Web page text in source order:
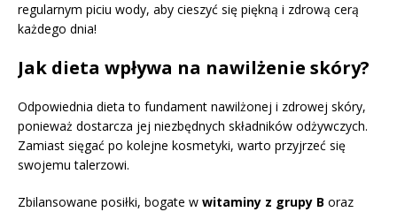
regularnym piciu wody, aby cieszyć się piękną i zdrową cerą
każdego dnia!
Jak dieta wpływa na nawilżenie skóry?
Odpowiednia dieta to fundament nawilżonej i zdrowej skóry,
ponieważ dostarcza jej niezbędnych składników odżywczych.
Zamiast sięgać po kolejne kosmetyki, warto przyjrzeć się
swojemu talerzowi.
Zbilansowane posiłki, bogate w witaminy z grupy B oraz